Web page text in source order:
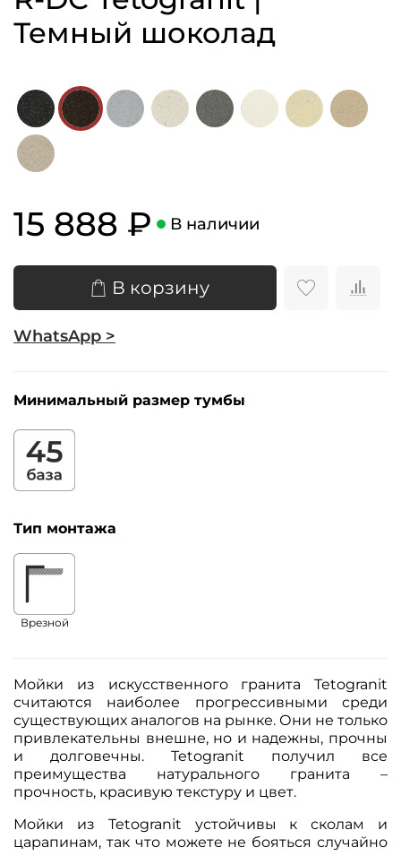
Темный шоколад
15 888 ₽ В наличии
В корзину
WhatsApp >
Минимальный размер тумбы
Тип монтажа
Врезной
Мойки из искусственного гранита Tetogranit
считаются наиболее прогрессивными среди
существующих аналогов на рынке. Они не только
привлекательны внешне, но и надежны, прочны
и долговечны. Tetogranit получил все
преимущества натурального гранита –
прочность, красивую текстуру и цвет.
Мойки из Tetogranit устойчивы к сколам и
царапинам, так что можете не бояться случайно